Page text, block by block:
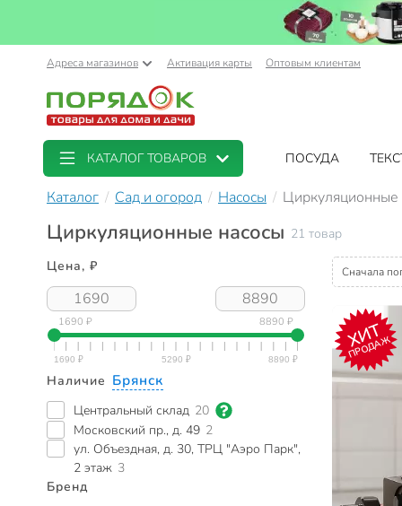
Адреса магазинов Активация карты Оптовым клиентам
КАТАЛОГ ТОВАРОВ ПОСУДА
Каталог Сад и огород Насосы Циркуляционные
Циркуляционные насосы 21 товар
Цена, ₽
1690 ₽ 8890 ₽
Наличие Брянск
Центральный склад 20
Московский пр., д. 49 2
ул. Объездная, д. 30, ТРЦ "Аэро Парк",
2 этаж 3
Бренд
Сначала
ХИТ
ПРОДАЖ